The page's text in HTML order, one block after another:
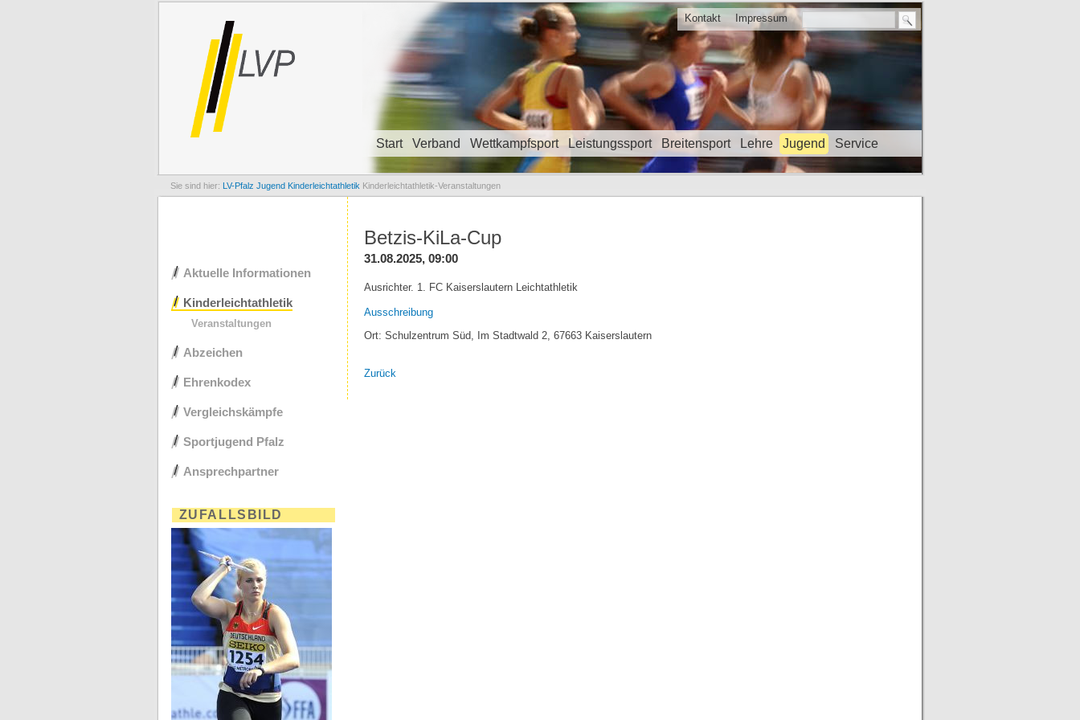
Kontakt Impressum
Navigation überspringen
Start Verband Wettkampfsport Leistungssport Breitensport Lehre Jugend Service
LV-Pfalz Jugend Kinderleichtathletik Kinderleichtathletik-Veranstaltungen
Betzis-KiLa-Cup
31.08.2025, 09:00
Ausrichter. 1. FC Kaiserslautern Leichtathletik
Ausschreibung
Ort: Schulzentrum Süd, Im Stadtwald 2, 67663 Kaiserslautern
Zurück
Navigation
überspringen
Aktuelle Informationen
Kinderleichtathletik
Veranstaltungen
Abzeichen
Ehrenkodex
Vergleichskämpfe
Sportjugend Pfalz
Ansprechpartner
ZUFALLSBILD